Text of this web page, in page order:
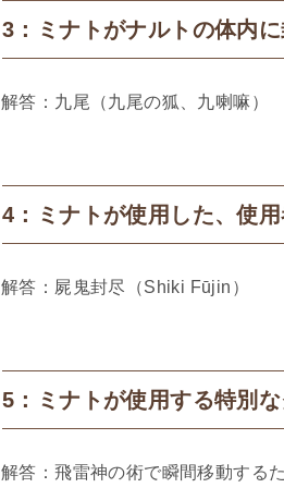
3：ミナトがナルトの体内
解答：九尾（九尾の狐、九喇嘛）​
4：ミナトが使用した、使
解答：屍鬼封尽（Shiki Fūjin）
5：ミナトが使用する特別
解答：飛雷神の術で瞬間移動する